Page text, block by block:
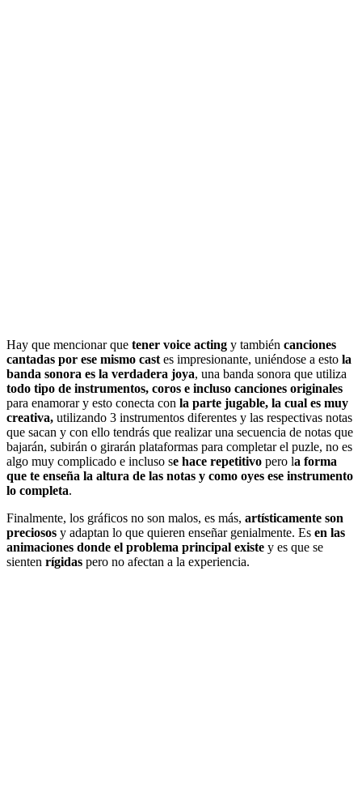
Hay que mencionar que tener voice acting y también canciones
cantadas por ese mismo cast es impresionante, uniéndose a esto la
banda sonora es la verdadera joya, una banda sonora que utiliza
todo tipo de instrumentos, coros e incluso canciones originales
para enamorar y esto conecta con la parte jugable, la cual es muy
creativa, utilizando 3 instrumentos diferentes y las respectivas notas
que sacan y con ello tendrás que realizar una secuencia de notas que
bajarán, subirán o girarán plataformas para completar el puzle, no es
algo muy complicado e incluso se hace repetitivo pero la forma
que te enseña la altura de las notas y como oyes ese instrumento
lo completa.
Finalmente, los gráficos no son malos, es más, artísticamente son
preciosos y adaptan lo que quieren enseñar genialmente. Es en las
animaciones donde el problema principal existe y es que se
sienten rígidas pero no afectan a la experiencia.